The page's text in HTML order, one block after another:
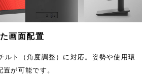
画面配置
ト（角度調整）に対応。姿勢や使用環
が可能です。